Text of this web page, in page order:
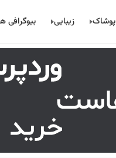
پوشاک زیبایی بیوگرافی